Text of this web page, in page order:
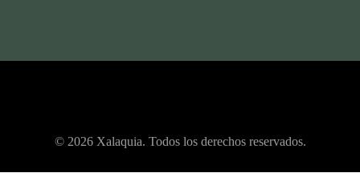
© 2026 Xalaquia. Todos los derechos reservados.